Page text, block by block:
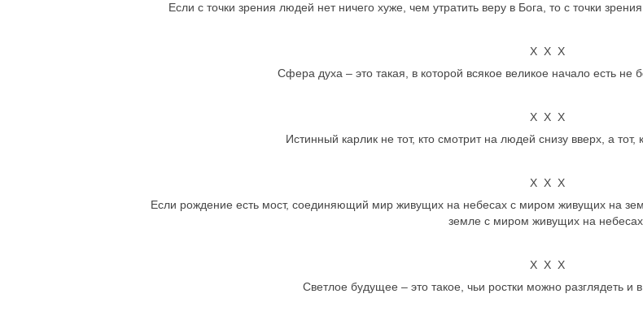
Если с точки зрения людей нет ничего хуже, чем утратить веру в Бога, то с точки
Х Х Х
Сфера духа – это такая, в которой всякое великое начало есть не
Х Х Х
Истинный карлик не тот, кто смотрит на людей снизу вверх, а тот,
Х Х Х
Если рождение есть мост, соединяющий мир живущих на небесах с миром живущих на
земле с миром живущих на небесах.
Х Х Х
Светлое будущее – это такое, чьи ростки можно разглядеть